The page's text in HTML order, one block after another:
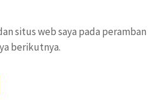
situs web saya pada peramban
berikutnya.